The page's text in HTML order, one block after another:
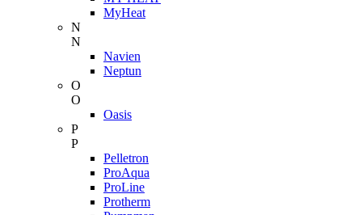
MyHeat
N
N
Navien
Neptun
O
O
Oasis
P
P
Pelletron
ProAqua
ProLine
Protherm